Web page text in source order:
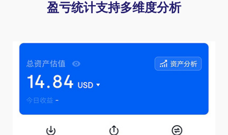
盈亏统计支持多维度分析